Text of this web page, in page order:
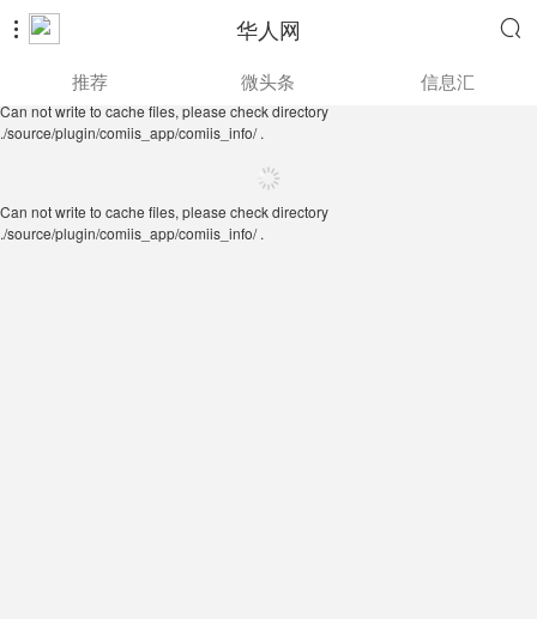
 华人网 
./source/plugin/comiis_app/comiis_info/ .
推荐 微头条 信息汇
Can not write to cache files, please check directory
./source/plugin/comiis_app/comiis_info/ .
Can not write to cache files, please check directory
./source/plugin/comiis_app/comiis_info/ .